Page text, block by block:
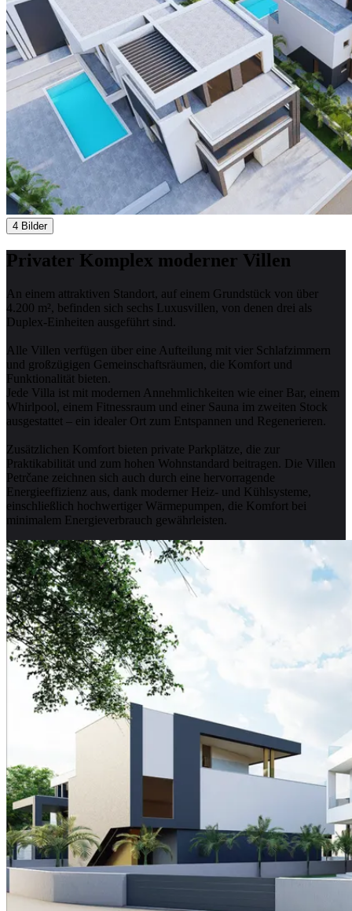
4 Bilder
Privater Komplex moderner Villen
An einem attraktiven Standort, auf einem Grundstück von über
4.200 m², befinden sich sechs Luxusvillen, von denen drei als
Duplex-Einheiten ausgeführt sind.
Alle Villen verfügen über eine Aufteilung mit vier Schlafzimmern
und großzügigen Gemeinschaftsräumen, die Komfort und
Funktionalität bieten.
Jede Villa ist mit modernen Annehmlichkeiten wie einer Bar, einem
Whirlpool, einem Fitnessraum und einer Sauna im zweiten Stock
ausgestattet – ein idealer Ort zum Entspannen und Regenerieren.
Zusätzlichen Komfort bieten private Parkplätze, die zur
Praktikabilität und zum hohen Wohnstandard beitragen. Die Villen
Petrčane zeichnen sich auch durch eine hervorragende
Energieeffizienz aus, dank moderner Heiz- und Kühlsysteme,
einschließlich hochwertiger Wärmepumpen, die Komfort bei
minimalem Energieverbrauch gewährleisten.